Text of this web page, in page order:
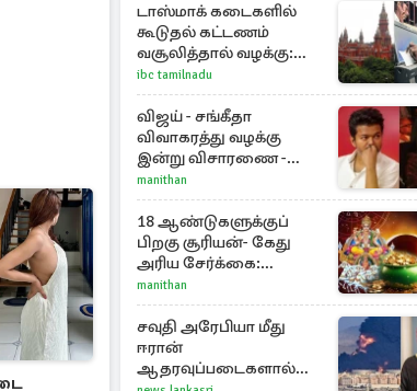
டாஸ்மாக் கடைகளில்
கூடுதல் கட்டணம்
வசூலித்தால் வழக்கு:
சென்னை
உயர்நீதிமன்றம் உத்தரவு
ibc tamilnadu
விஜய் - சங்கீதா
விவாகரத்து வழக்கு
இன்று விசாரணை -
காணொளி மூலம்
ஆஜராக வாய்ப்பு
manithan
18 ஆண்டுகளுக்குப்
பிறகு சூரியன்- கேது
அரிய சேர்க்கை:
அதிர்ஷ்டம் பெறும் 3
ராசிகள்!
manithan
சவுதி அரேபியா மீது
ஈரான்
ஆதரவுப்படைகளால்